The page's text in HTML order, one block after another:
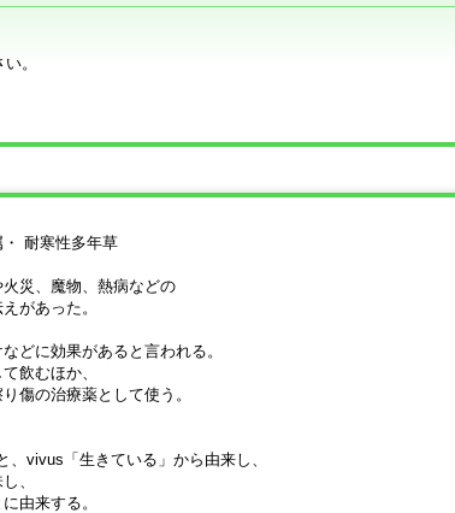
。
耐寒性多年草
災、魔物、熱病などの
があった。
どに効果があると言われる。
飲むほか、
傷の治療薬として使う。
vivus「生きている」から由来し、
、
由来する。